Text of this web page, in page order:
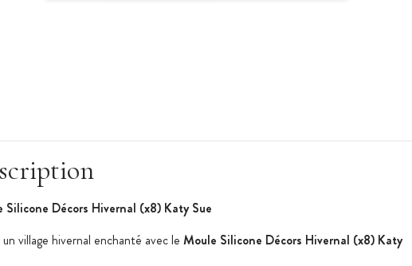
Silicone Décors Hivernal (x8) Katy Sue
village hivernal enchanté avec le Moule Silicone Décors Hivernal (x8) Katy